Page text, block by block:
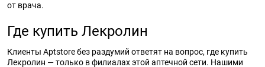
от врача.
Где купить Лекролин
Клиенты Aptstore без раздумий ответят на вопрос, где купить
Лекролин — только в филиалах этой аптечной сети. Нашими